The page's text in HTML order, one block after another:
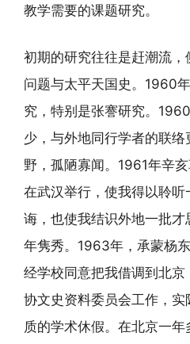
教学需要的课题研究。
初期的研究往往是赶潮流
问题与太平天国史。1960
究，特别是张謇研究。
少，与外地同行学者的联
野，孤陋寡闻。1961年辛
在武汉举行，使我得以聆
诲，也使我结识外地一批
年隽秀。1963年，承蒙杨
经学校同意把我借调到北
协文史资料委员会工作，
质的学术休假。在北京一